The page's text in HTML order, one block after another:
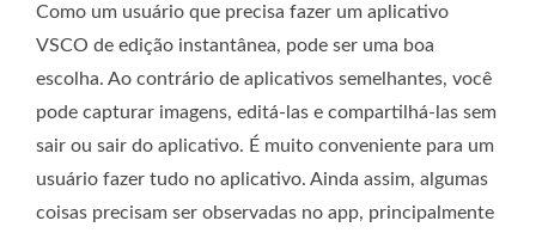
Como um usuário que precisa fazer um aplicativo
VSCO de edição instantânea, pode ser uma boa
escolha. Ao contrário de aplicativos semelhantes, você
pode capturar imagens, editá-las e compartilhá-las sem
sair ou sair do aplicativo. É muito conveniente para um
usuário fazer tudo no aplicativo. Ainda assim, algumas
coisas precisam ser observadas no app, principalmente